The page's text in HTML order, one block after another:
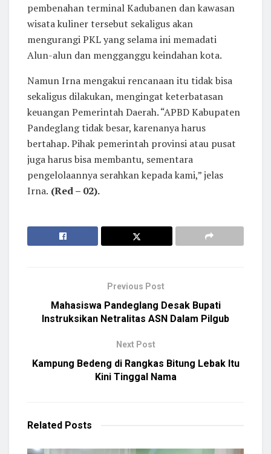
pembenahan terminal Kadubanen dan kawasan
wisata kuliner tersebut sekaligus akan
mengurangi PKL yang selama ini memadati
Alun-alun dan mengganggu keindahan kota.
Namun Irna mengakui rencanaan itu tidak bisa
sekaligus dilakukan, mengingat keterbatasan
keuangan Pemerintah Daerah. “APBD Kabupaten
Pandeglang tidak besar, karenanya harus
bertahap. Pihak pemerintah provinsi atau pusat
juga harus bisa membantu, sementara
pengelolaannya serahkan kepada kami,” jelas
Irna. (Red – 02).
Previous Post
Mahasiswa Pandeglang Desak Bupati
Instruksikan Netralitas ASN Dalam Pilgub
Next Post
Kampung Bedeng di Rangkas Bitung Lebak Itu
Kini Tinggal Nama
Related Posts